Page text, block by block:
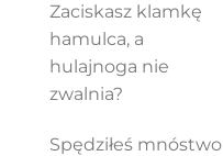
Zaciskasz klamkę
hamulca, a
hulajnoga nie
zwalnia?
Spędziłeś mnóstwo